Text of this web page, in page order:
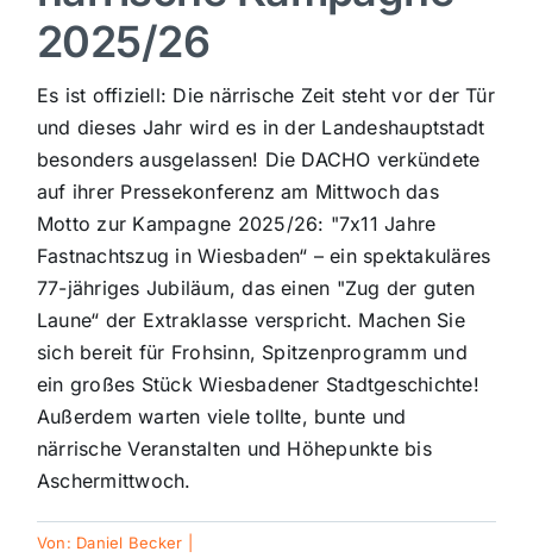
Sport
Kultur
Panorama
Mein Stadtteil
Galerie
2025/26
Es ist offiziell: Die närrische Zeit steht vor der Tür
und dieses Jahr wird es in der Landeshauptstadt
besonders ausgelassen! Die DACHO verkündete
auf ihrer Pressekonferenz am Mittwoch das
Motto zur Kampagne 2025/26: "7x11 Jahre
Fastnachtszug in Wiesbaden“ – ein spektakuläres
77-jähriges Jubiläum, das einen "Zug der guten
Laune“ der Extraklasse verspricht. Machen Sie
sich bereit für Frohsinn, Spitzenprogramm und
ein großes Stück Wiesbadener Stadtgeschichte!
Außerdem warten viele tollte, bunte und
närrische Veranstalten und Höhepunkte bis
Aschermittwoch.
Von: Daniel Becker